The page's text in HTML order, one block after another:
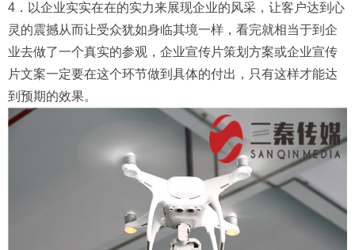
4．以企业实实在在的实力来展现企业的风采，让客户达到心
灵的震撼从而让受众犹如身临其境一样，看完就相当于到企
业去做了一个真实的参观，企业宣传片策划方案或企业宣传
片文案一定要在这个环节做到具体的付出，只有这样才能达
到预期的效果。